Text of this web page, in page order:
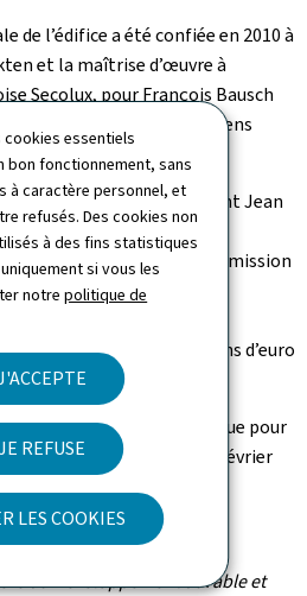
cookies essentiels
bon fonctionnement, sans
à caractère personnel, et
refusés. Des cookies non
à des fins statistiques
si vous les
notrepolitique de
REFUSE
LES COOKIES
de l’édifice a été confiée en 2010 à
et la maîtrise d’œuvre à
Secolux, pour François Bausch
européenne au sens
du bâtiment Jean
l’impact de la Ville de
européenne pour la Commission
loi voté : EUR 526,3 millions d’euro
principal) est prévue pour
2 (bâtiment tour) pour fin février
du Développement durable et